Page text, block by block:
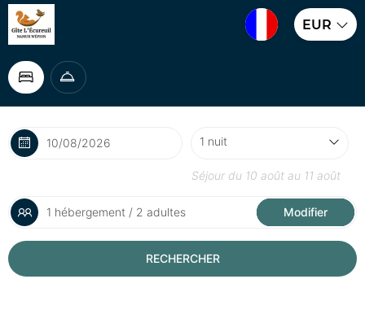
EUR
Séjour du 10 août au 11 août
1 hébergement / 2 adultes Modifier